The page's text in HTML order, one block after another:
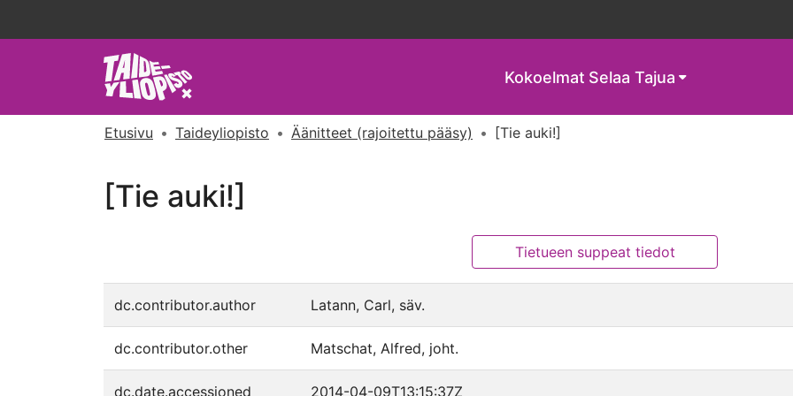
Kokoelmat Selaa Tajua
Etusivu Taideyliopisto Äänitteet (rajoitettu pääsy) [Tie auki!]
[Tie auki!]
Tietueen suppeat tiedot
dc.contributor.author Latann, Carl, säv.
dc.contributor.other Matschat, Alfred, joht.
dc.date.accessioned 2014-04-09T13:15:37Z